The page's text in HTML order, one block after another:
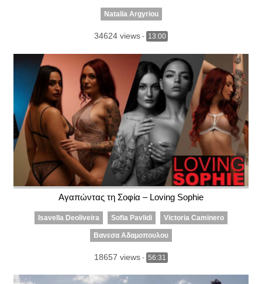
Natalia Argyriou
34624 views - 13:00
Αγαπώντας τη Σοφία – Loving Sophie
Isavella Deoliveira Sofia Pavlidi Victoria Caminero
Βανεσα Αδαμοπουλου
18657 views - 56:31